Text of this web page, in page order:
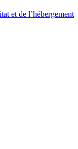
et de l’hébergement